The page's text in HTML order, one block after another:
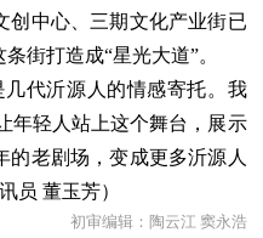
创中心、三期文化产业街已
街打造成“星光大道”。
代沂源人的情感寄托。我
年轻人站上这个舞台，展示
的老剧场，变成更多沂源人
员 董玉芳）
初审编辑：陶云江 窦永浩